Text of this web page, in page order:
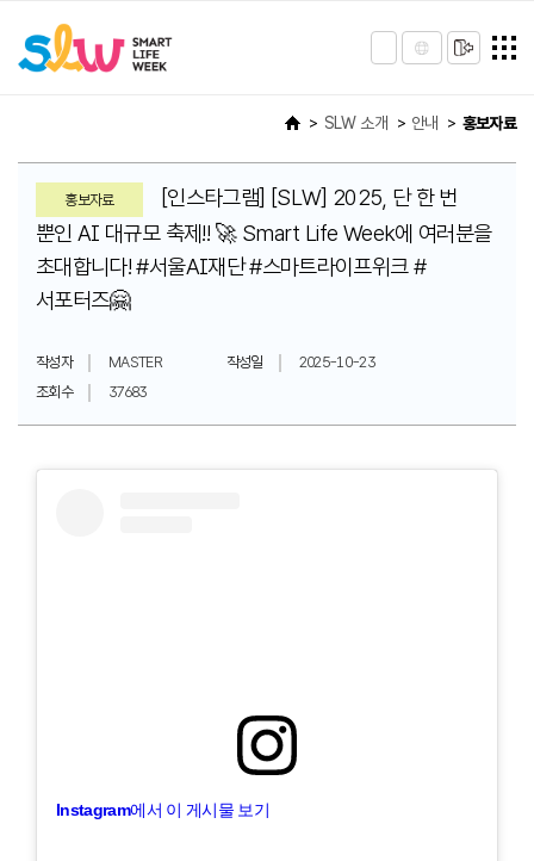
SLW 소개 안내 홍보자료
홍보자료
[인스타그램] [SLW] 2025, 단 한 번
뿐인 AI 대규모 축제!! 🚀 Smart Life Week에 여러분을
초대합니다! #서울AI재단 #스마트라이프위크 #
서포터즈🤗
작성자 MASTER 작성일
2025-10-23
조회수
37683
Instagram에서 이 게시물 보기